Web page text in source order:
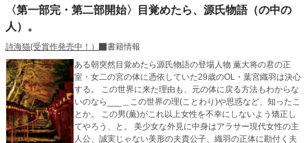
〈第一部完・第二部開始〉目覚めたら、源氏物語（の中の
人）。
詩海猫(受賞作発売中！）
書籍情報
ある朝突然目覚めたら源氏物語の登場人物 薫大将の君の正
室・女二の宮の体に憑依していた29歳のOL・葉宮織羽は決心
する。 この世界に来た理由も、元の体に戻る方法もわからな
いのなら___＿この世界の理(ことわり)や思惑など、知ったこ
とか。 この男(薫)がこれ以上女性を不幸にしないよう矯正し
てやろう、と。 美少女な外見に中身はアラサー現代女性の主
人公、誠実じゃない美形の夫貴公子、織羽の正体に勘付く夫